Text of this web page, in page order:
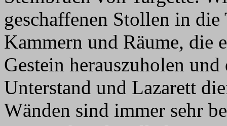
geschaffenen Stollen in
Kammern und Räume, die
Gestein herauszuholen
Unterstand und Lazarett
Wänden sind immer sehr